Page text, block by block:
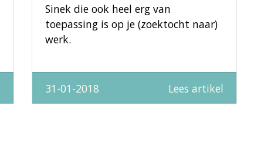
Sinek die ook heel erg van
toepassing is op je (zoektocht naar)
werk.
31-01-2018 Lees artikel